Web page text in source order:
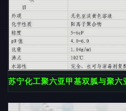
苏宁化工聚六亚甲基双胍与聚